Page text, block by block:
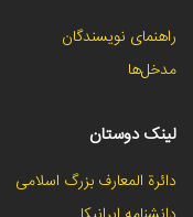
راهنمای نویسندگان
مدخل‌ها
لینک دوستان
دائرة المعارف بزرگ اسلامی